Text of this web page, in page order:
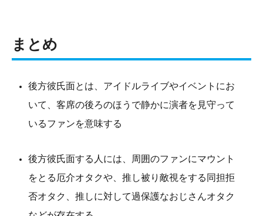
まとめ
後方彼氏面とは、アイドルライブやイベントにお
いて、客席の後ろのほうで静かに演者を見守って
いるファンを意味する
後方彼氏面する人には、周囲のファンにマウント
をとる厄介オタクや、推し被り敵視をする同担拒
否オタク、推しに対して過保護なおじさんオタク